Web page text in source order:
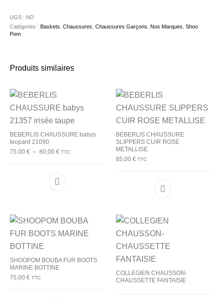
UGS : ND
Catégories :Baskets ,Chaussures ,Chaussures Garçons ,Nos Marques ,Shoo
Pom
Produits similaires
BEBERLIS CHAUSSURE babys
leopard 21090
75,00€ – 80,00€Plage de prix : 75,00 € à 80,00 €
TTC
Ce produit a plusieurs variations. Les options
BEBERLIS CHAUSSURE
SLIPPERS CUIR ROSE
METALLISE
85,00 € TTC
Ce produit a
SHOOPOM BOUBA FUR BOOTS
MARINE BOTTINE
75,00€ TTC
COLLEGIEN CHAUSSON-
CHAUSSETTE FANTAISIE